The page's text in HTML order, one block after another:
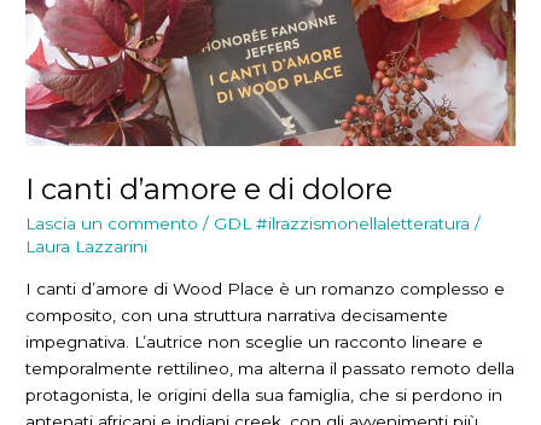
I canti d’amore e di dolore
Lascia un commento / GDL #ilrazzismonellaletteratura /
Laura Lazzarini
I canti d’amore di Wood Place è un romanzo complesso e
composito, con una struttura narrativa decisamente
impegnativa. L’autrice non sceglie un racconto lineare e
temporalmente rettilineo, ma alterna il passato remoto della
protagonista, le origini della sua famiglia, che si perdono in